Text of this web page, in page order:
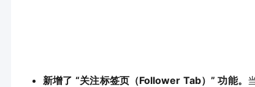
新增了 “关注标签页（Follower Tab）” 功能。